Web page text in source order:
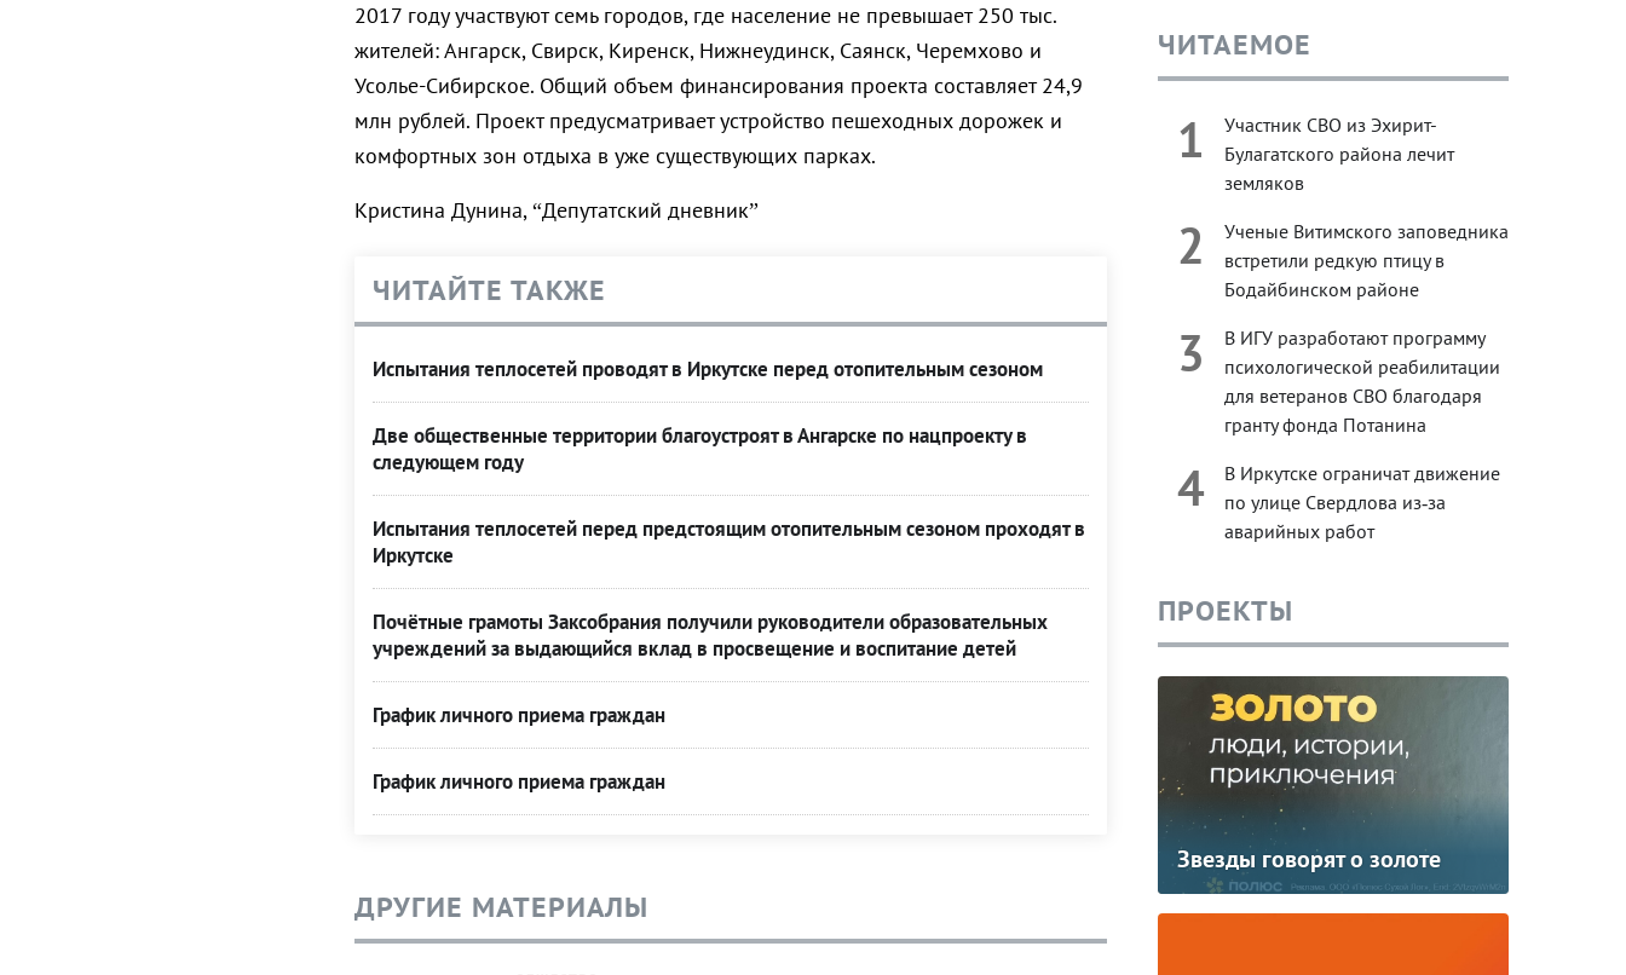
2017 году участвуют семь городов, где население не превышает 250 тыс.
жителей: Ангарск, Свирск, Киренск, Нижнеудинск, Саянск, Черемхово и
Усолье-Сибирское. Общий объем финансирования проекта составляет 24,9
млн рублей. Проект предусматривает устройство пешеходных дорожек и
комфортных зон отдыха в уже существующих парках.
Кристина Дунина, “Депутатский дневник”
ЧИТАЙТЕ ТАКЖЕ
Испытания теплосетей проводят в Иркутске перед отопительным сезоном
Две общественные территории благоустроят в Ангарске по нацпроекту в
следующем году
Испытания теплосетей перед предстоящим отопительным сезоном проходят в
Иркутске
Почётные грамоты Заксобрания получили руководители образовательных
учреждений за выдающийся вклад в просвещение и воспитание детей
График личного приема граждан
График личного приема граждан
ДРУГИЕ МАТЕРИАЛЫ
ЧИТАЕМОЕ
1
Участник СВО из Эхирит-
Булагатского района лечит
земляков
2
Ученые Витимского заповедника
встретили редкую птицу в
Бодайбинском районе
3
В ИГУ разработают программу
психологической реабилитации
для ветеранов СВО благодаря
гранту фонда Потанина
4
В Иркутске ограничат движение
по улице Свердлова из‑за
аварийных работ
ПРОЕКТЫ
Звезды говорят о золоте